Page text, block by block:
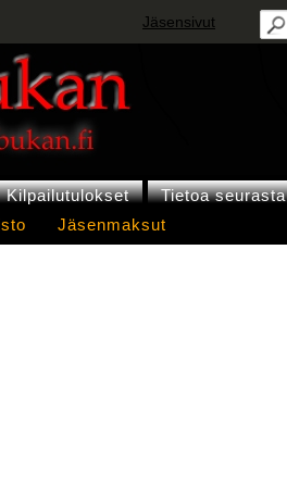
Jäsensivut
Kilpailutulokset Tietoa seurasta
Jäsenmaksut